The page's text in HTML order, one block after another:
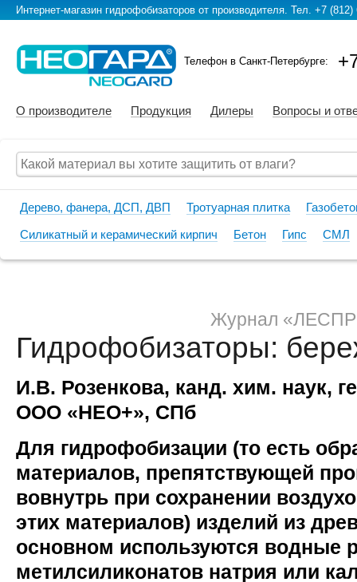
Интернет-магазин гидрофобизаторов от производителя. Тел. +7 (812)
Телефон в Санкт-Петербурге:
О производителе Продукция Дилеры Вопросы и
Дерево, фанера, ДСП, ДВП Тротуарная плитка
Силикатный и керамический кирпич Бетон Гипс СМЛ
Журнал
Гидрофобизаторы:
И.В. Розенкова, канд. хим. наук,
ООО «НЕО+», СПб
Для гидрофобизации (то есть
материалов, препятствующей
вовнутрь при сохранении
этих материалов) изделий из
основном используются водные
метилсиликонатов натрия или